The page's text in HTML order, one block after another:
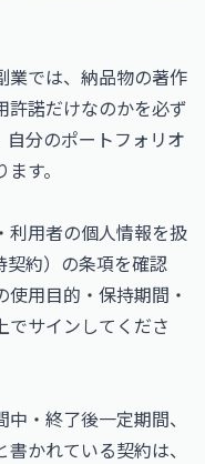
業では、納品物の著作
許諾だけなのかを必ず
分のポートフォリオ
す。
利用者の個人情報を扱
契約）の条項を確認
用目的・保持期間・
でサインしてくださ
・終了後一定期間、
かれている契約は、